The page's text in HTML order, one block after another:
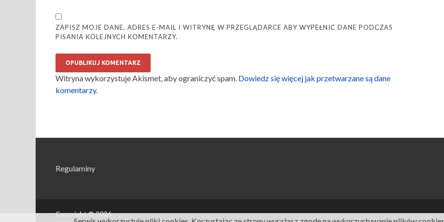
ZAPISZ MOJE DANE, ADRES E-MAIL I WITRYNĘ W PRZEGLĄDARCE ABY WYPEŁNIĆ DANE PODCZAS
PISANIA KOLEJNYCH KOMENTARZY.
Witryna wykorzystuje Akismet, aby ograniczyć spam. Dowiedz się więcej jak przetwarzane są dane
komentarzy.
Regulaminy
Copyright © 2026.